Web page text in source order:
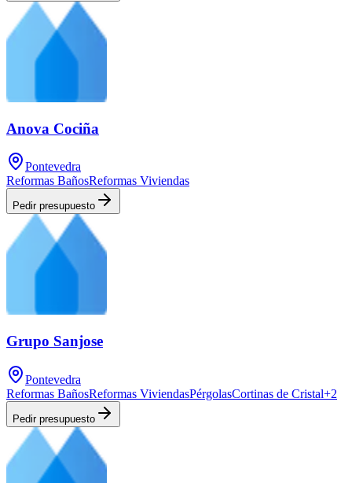
Anova Cociña
Pontevedra
Reformas BañosReformas Viviendas
Pedir presupuesto
Grupo Sanjose
Pontevedra
Reformas BañosReformas ViviendasPérgolasCortinas de Cristal+2
Pedir presupuesto